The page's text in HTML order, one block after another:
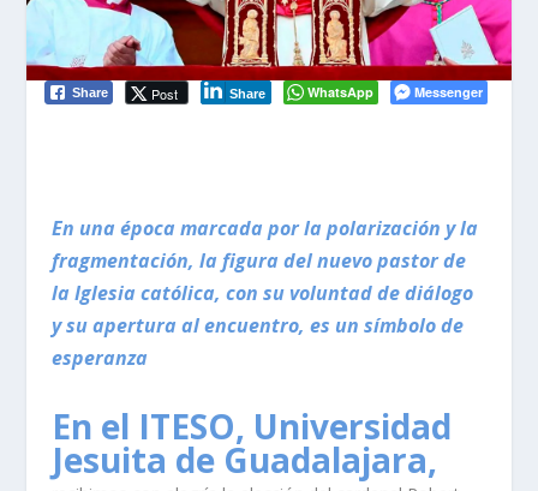
Share Post Share WhatsApp Messenger
En una época marcada por la polarización y la
fragmentación, la figura del nuevo pastor de
la Iglesia católica, con su voluntad de diálogo
y su apertura al encuentro, es un símbolo de
esperanza
En el ITESO, Universidad
Jesuita de Guadalajara,